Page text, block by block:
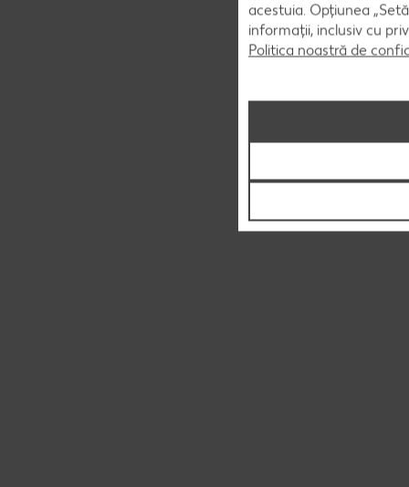
acestuia. Opțiunea
informații, inclusiv cu
Politica noastră de